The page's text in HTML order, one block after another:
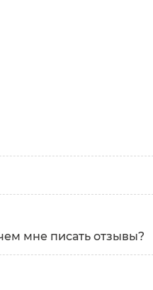
мне писать отзывы?